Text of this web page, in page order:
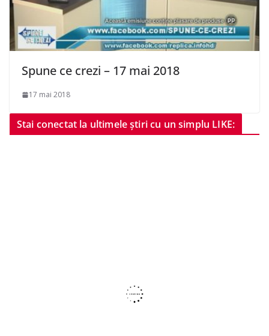
Spune ce crezi – 17 mai 2018
17 mai 2018
Stai conectat la ultimele știri cu un simplu LIKE: